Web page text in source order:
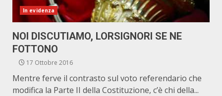
In evidenza
NOI DISCUTIAMO, LORSIGNORI SE NE
FOTTONO
17 Ottobre 2016
Mentre ferve il contrasto sul voto referendario che
modifica la Parte II della Costituzione, c’è chi della...